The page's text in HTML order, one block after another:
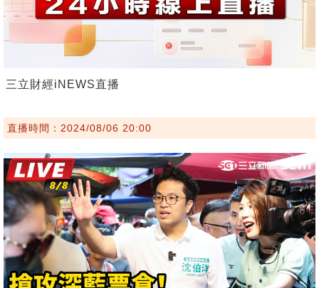
三立財經iNEWS直播
直播時間：2024/08/06 20:00